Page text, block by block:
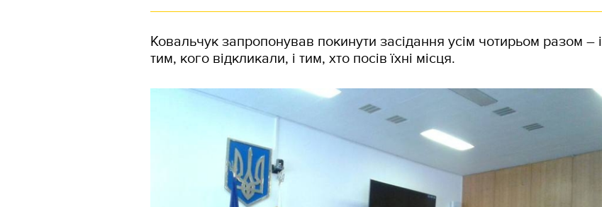
Ковальчук запропонував покинути засідання усім чотирьом разом – і
тим, кого відкликали, і тим, хто посів їхні місця.